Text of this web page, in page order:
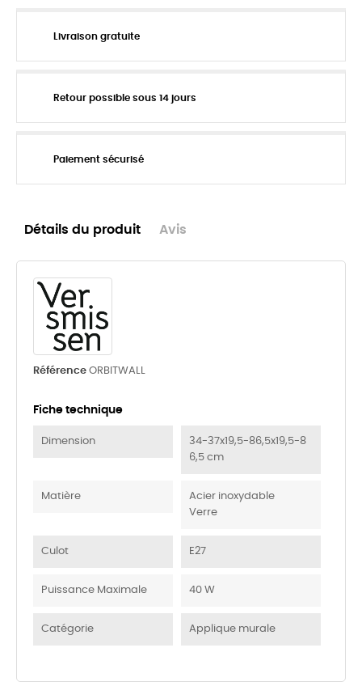
Livraison gratuite
Retour possible sous 14 jours
Paiement sécurisé
Détails du produit Avis
Référence ORBITWALL
Fiche technique
Dimension
34-37x19,5-86,5x19,5-8
6,5 cm
Matière
Acier inoxydable
Verre
Culot E27
Puissance Maximale 40 W
Catégorie Applique murale